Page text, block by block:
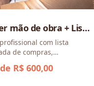
mão de obra + Lista
de comprascom lista
de compras,
para o seu evento.
R$ 600,00